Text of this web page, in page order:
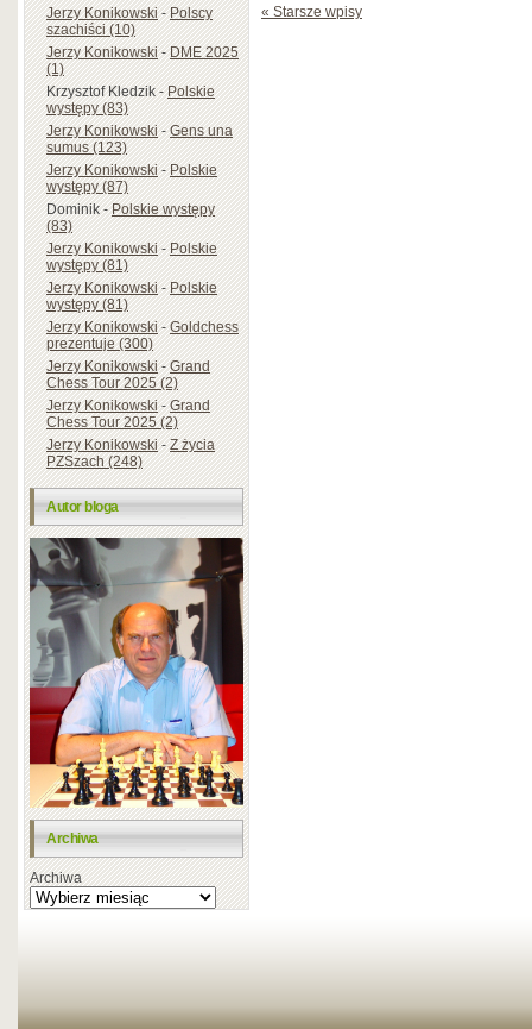
Jerzy Konikowski-Polscy
szachiści (10)
Jerzy Konikowski-DME 2025
(1)
Krzysztof Kledzik-Polskie
występy (83)
Jerzy Konikowski-Gens una
sumus (123)
Jerzy Konikowski-Polskie
występy (87)
Dominik-Polskie występy
(83)
Jerzy Konikowski-Polskie
występy (81)
Jerzy Konikowski-Polskie
występy (81)
Jerzy Konikowski-Goldchess
prezentuje (300)
Jerzy Konikowski-Grand
Chess Tour 2025 (2)
Jerzy Konikowski-Grand
Chess Tour 2025 (2)
Jerzy Konikowski-Z życia
PZSzach (248)
Autor bloga
Archiwa
Archiwa
« Starsze wpisy